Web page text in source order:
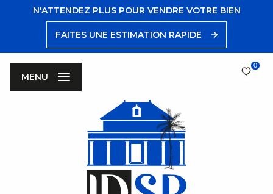
N'ATTENDEZ PLUS POUR VENDRE VOTRE BIEN
FAITES UNE ESTIMATION RAPIDE
0
MENU